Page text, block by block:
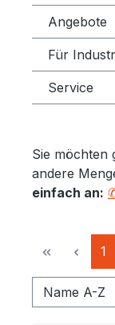
Angebote
Für
Service
Sie möchten
andere
einfach an:
1